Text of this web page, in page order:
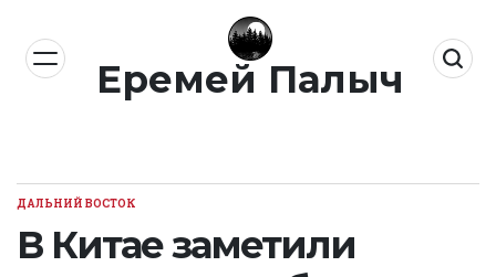
содержимомуЕремей Палыч
ОПУБЛИКОВАНО
ДАЛЬНИЙ ВОСТОК
В Китае заметили